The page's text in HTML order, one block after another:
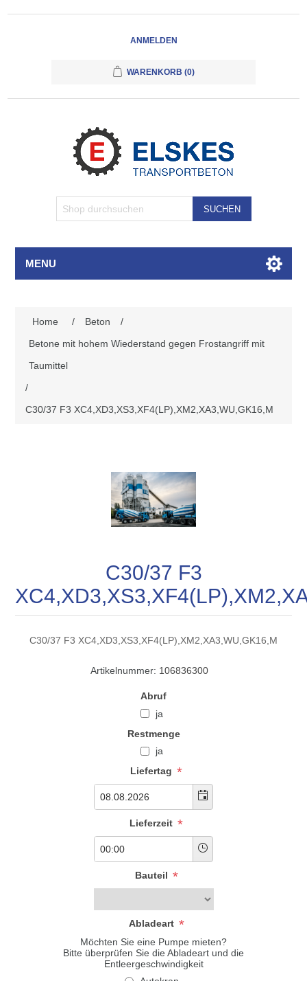
ANMELDEN
WARENKORB (0)
SUCHEN
MENU
Home / Beton
/
Betone mit hohem Wiederstand gegen Frostangriff mit
Taumittel
/
C30/37 F3 XC4,XD3,XS3,XF4(LP),XM2,XA3,WU,GK16,M
C30/37 F3
C30/37 F3 XC4,XD3,XS3,XF4(LP),XM2,XA3,WU,GK16,M
Artikelnummer: 106836300
Abruf
ja
Restmenge
ja
Liefertag *
Lieferzeit *
Bauteil *
Abladeart *
Möchten Sie eine Pumpe mieten?
Bitte überprüfen Sie die Abladeart und die
Entleergeschwindigkeit